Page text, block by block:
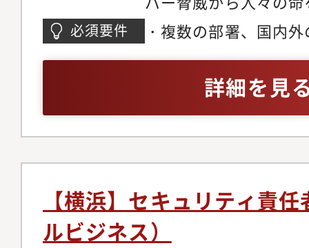
部監査・インシデン
(各部門への支援と調
AUTO ISAC等)での活
ガバナンス強化のた
のデータ収集・分析
術導入におけるセキ
実運用、課題抽出お
おける各種行政活動
バル標準の製品セキ
システムを強固に守
の製品セキュリティ
安全と当社の事業成
を生み出すことを目
務と期待する役割当
略をトップラインで
として、企画立案か
当いただきます。・
す。1)国際的な規制
必須要件
・複数の部署、国内
能力 ・ソフトウェ
セキュリティ設計・
スクアセスメント、
ネトレーションテスト
詳細を見
【横浜】セキュリティ責
ルビジネス）